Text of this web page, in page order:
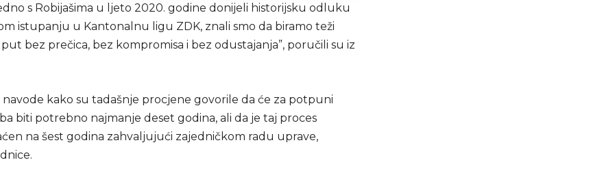
s Robijašima u ljeto 2020. godine donijeli historijsku odluku
istupanju u Kantonalnu ligu ZDK, znali smo da biramo teži
bez prečica, bez kompromisa i bez odustajanja”, poručili su iz
kako su tadašnje procjene govorile da će za potpuni
biti potrebno najmanje deset godina, ali da je taj proces
na šest godina zahvaljujući zajedničkom radu uprave,